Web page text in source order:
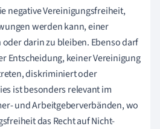
negative Vereinigungsfreiheit,
werden kann, einer
darin zu bleiben. Ebenso darf
Entscheidung, keiner Vereinigung
diskriminiert oder
ist besonders relevant im
und Arbeitgeberverbänden, wo
das Recht auf Nicht-